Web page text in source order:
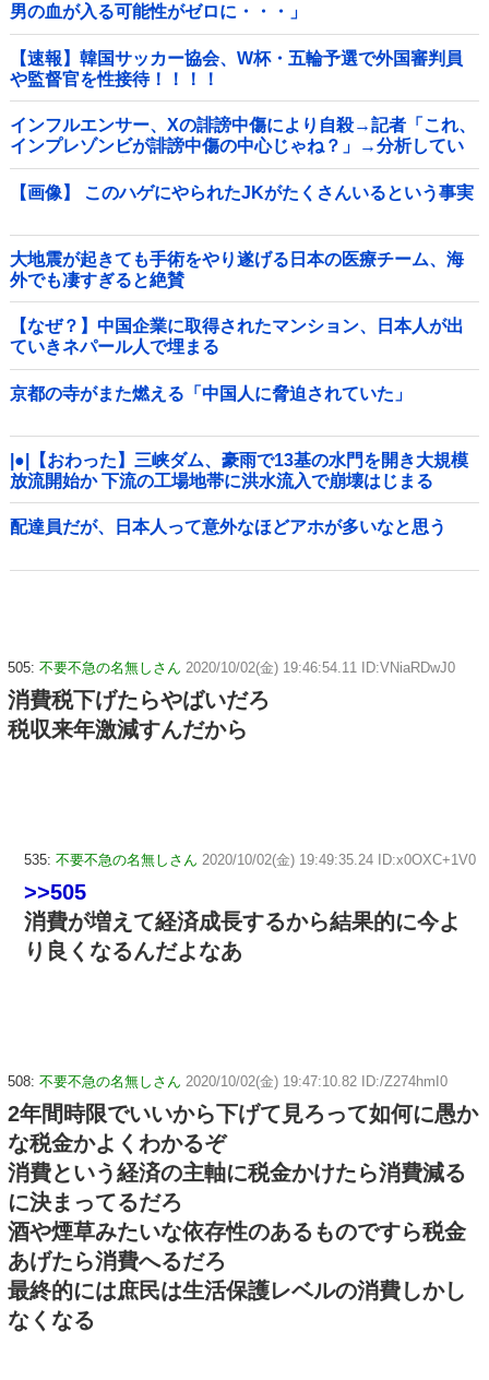
男の血が入る可能性がゼロに・・・」
【速報】韓国サッカー協会、W杯・五輪予選で外国審判員
や監督官を性接待！！！！
インフルエンサー、Xの誹謗中傷により自殺→記者「これ、
インプレゾンビが誹謗中傷の中心じゃね？」→分析してい
くとヤバイ真実が浮かび上がる他
【画像】 このハゲにやられたJKがたくさんいるという事実
大地震が起きても手術をやり遂げる日本の医療チーム、海
外でも凄すぎると絶賛
【なぜ？】中国企業に取得されたマンション、日本人が出
ていきネパール人で埋まる
京都の寺がまた燃える「中国人に脅迫されていた」
|●|【おわった】三峡ダム、豪雨で13基の水門を開き大規模
放流開始か 下流の工場地帯に洪水流入で崩壊はじまる
配達員だが、日本人って意外なほどアホが多いなと思う
505: 不要不急の名無しさん 2020/10/02(金) 19:46:54.11 ID:VNiaRDwJ0
消費税下げたらやばいだろ
税収来年激減すんだから
535: 不要不急の名無しさん 2020/10/02(金) 19:49:35.24 ID:x0OXC+1V0
>>505
消費が増えて経済成長するから結果的に今よ
り良くなるんだよなあ
508: 不要不急の名無しさん 2020/10/02(金) 19:47:10.82 ID:/Z274hmI0
2年間時限でいいから下げて見ろって如何に愚か
な税金かよくわかるぞ
消費という経済の主軸に税金かけたら消費減る
に決まってるだろ
酒や煙草みたいな依存性のあるものですら税金
あげたら消費へるだろ
最終的には庶民は生活保護レベルの消費しかし
なくなる